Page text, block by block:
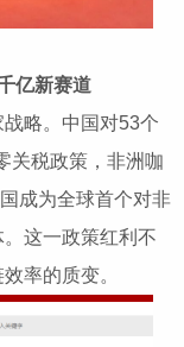
亿新赛道
略。中国对53个
关税政策，非洲咖
成为全球首个对非
这一政策红利不
率的质变。